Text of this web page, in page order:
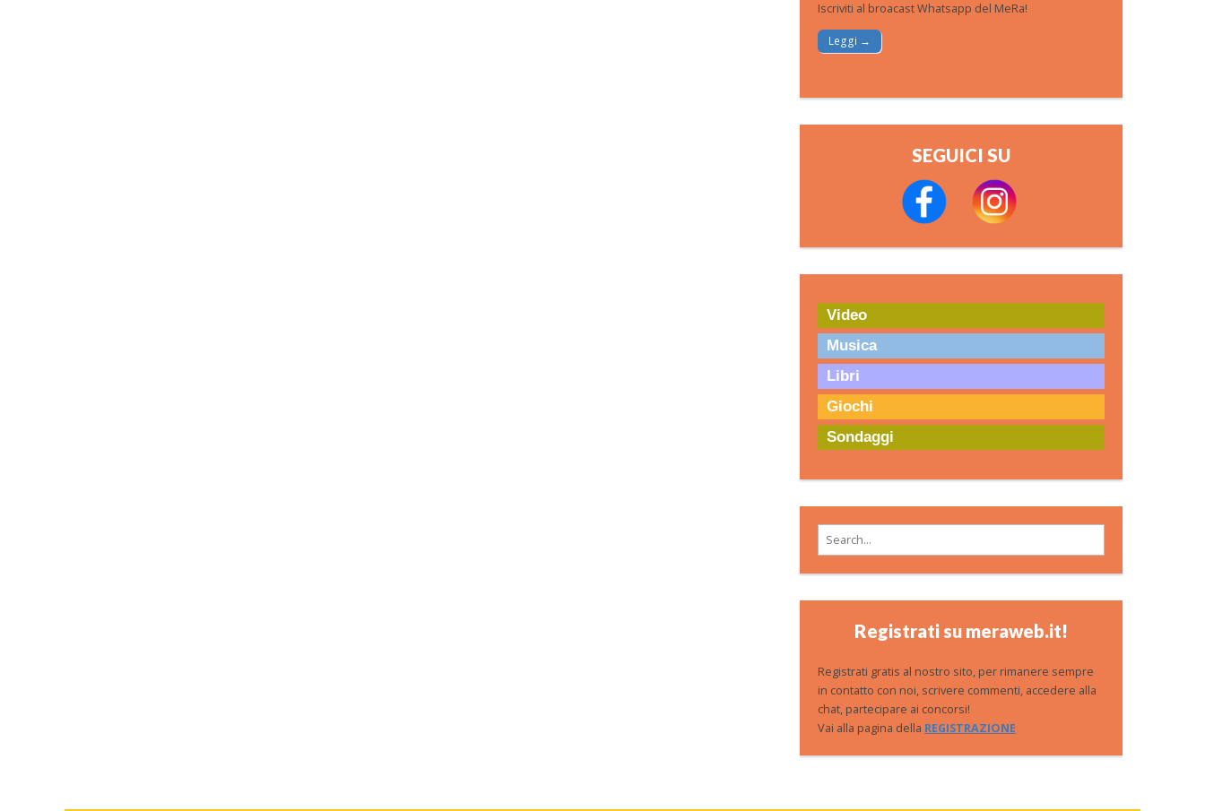
Iscriviti al broacast Whatsapp del MeRa!
Leggi →
SEGUICI SU
Video
Musica
Libri
Giochi
Sondaggi
Search for:
Registrati su meraweb.it!
Registrati gratis al nostro sito, per rimanere sempre
in contatto con noi, scrivere commenti, accedere alla
chat, partecipare ai concorsi!
Vai alla pagina della REGISTRAZIONE